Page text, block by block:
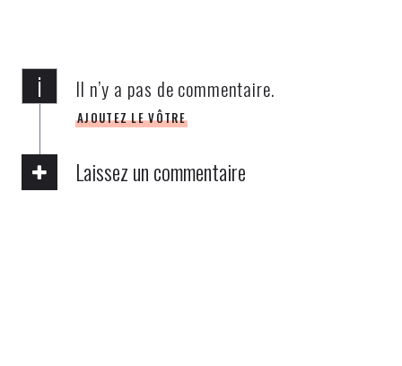
i Il n’y a pas de commentaire.
AJOUTEZ LE VÔTRE
Laissez un commentaire